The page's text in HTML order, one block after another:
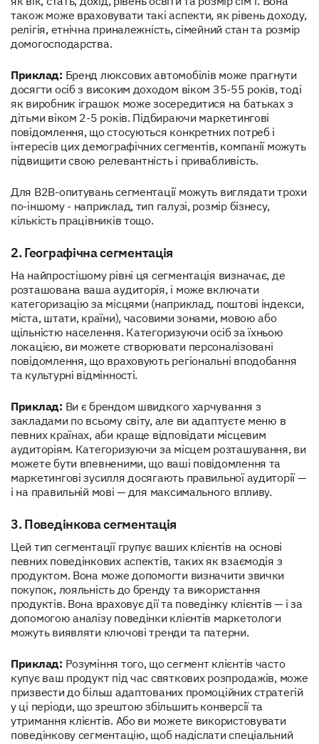
також може враховувати такі аспекти, як рівень доходу,
релігія, етнічна приналежність, сімейний стан та розмір
домогосподарства.
Приклад: Бренд люксових автомобілів може прагнути
досягти осіб з високим доходом віком 35-55 років, тоді
як виробник іграшок може зосередитися на батьках з
дітьми віком 2-5 років. Підбираючи маркетингові
повідомлення, що стосуються конкретних потреб і
інтересів цих демографічних сегментів, компанії можуть
підвищити свою релевантність і привабливість.
Для B2B-опитувань сегментації можуть виглядати трохи
по-іншому - наприклад, тип галузі, розмір бізнесу,
кількість працівників тощо.
2. Географічна сегментація
На найпростішому рівні ця сегментація визначає, де
розташована ваша аудиторія, і може включати
категоризацію за місцями (наприклад, поштові індекси,
міста, штати, країни), часовими зонами, мовою або
щільністю населення. Категоризуючи осіб за їхньою
локацією, ви можете створювати персоналізовані
повідомлення, що враховують регіональні вподобання
та культурні відмінності.
Приклад: Ви є брендом швидкого харчування з
закладами по всьому світу, але ви адаптуєте меню в
певних країнах, аби краще відповідати місцевим
аудиторіям. Категоризуючи за місцем розташування, ви
можете бути впевненими, що ваші повідомлення та
маркетингові зусилля досягають правильної аудиторії —
і на правильній мові — для максимального впливу.
3. Поведінкова сегментація
Цей тип сегментації групує ваших клієнтів на основі
певних поведінкових аспектів, таких як взаємодія з
продуктом. Вона може допомогти визначити звички
покупок, лояльність до бренду та використання
продуктів. Вона враховує дії та поведінку клієнтів — і за
допомогою аналізу поведінки клієнтів маркетологи
можуть виявляти ключові тренди та патерни.
Приклад: Розуміння того, що сегмент клієнтів часто
купує ваш продукт під час святкових розпродажів, може
призвести до більш адаптованих промоційних стратегій
у ці періоди, що зрештою збільшить конверсії та
утримання клієнтів. Або ви можете використовувати
поведінкову сегментацію, щоб надіслати спеціальний